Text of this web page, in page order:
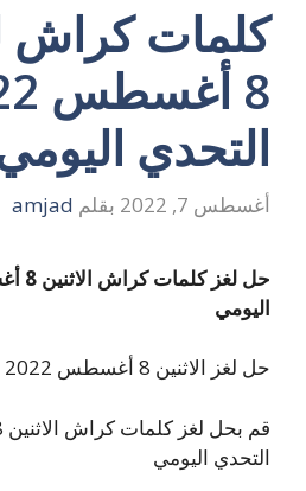
كلمات كراش
8
التحدي
أغسطس 7, 2022 بقلم amjad
اليومي
حل لغز الاثنين 8 أغسطس 2022 الكلمات المتساقطة
التحدي اليومي